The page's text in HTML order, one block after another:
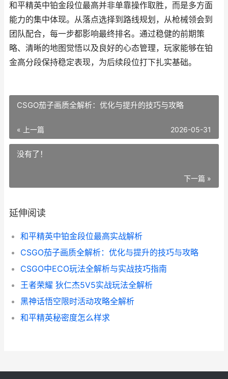
和平精英中铂金段位最高并非单靠操作取胜，而是多方面
能力的集中体现。从落点选择到路线规划，从枪械领会到
团队配合，每一步都影响最终排名。通过稳健的前期策
略、清晰的地图觉悟以及良好的心态管理，玩家能够在铂
金高分段保持稳定表现，为后续段位打下扎实基础。
CSGO茄子画质全解析：优化与提升的技巧与攻略
« 上一篇 2026-05-31
没有了！
下一篇 »
延伸阅读
和平精英中铂金段位最高实战解析
CSGO茄子画质全解析：优化与提升的技巧与攻略
CSGO中ECO玩法全解析与实战技巧指南
王者荣耀 狄仁杰5V5实战玩法全解析
黑神话悟空限时活动攻略全解析
和平精英秘密度怎么样求